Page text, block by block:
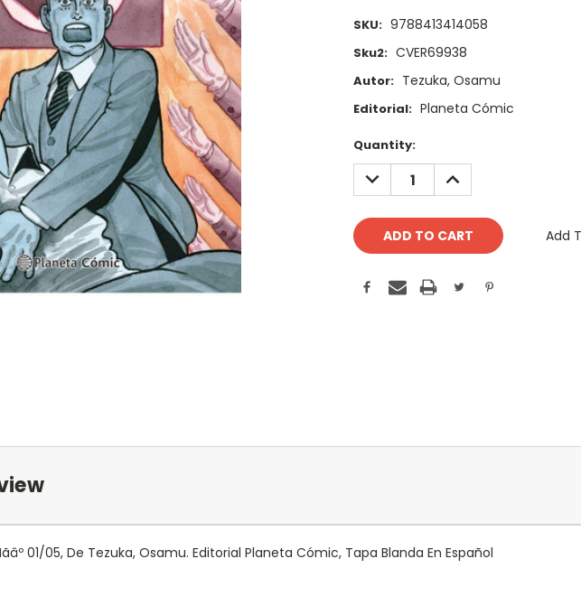
SKU: 9788413414058
Sku2: CVER69938
Autor: Tezuka, Osamu
Editorial: Planeta Cómic
Current
Stock:
Quantity:
DECREASE
QUANTITY:
INCREASE
QUANTITY:
Add
01/05, De Tezuka, Osamu. Editorial Planeta Cómic, Tapa Blanda En Español